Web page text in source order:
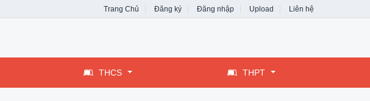
Trang Chủ Đăng ký Đăng nhập Upload Liên hệ
THCS THPT